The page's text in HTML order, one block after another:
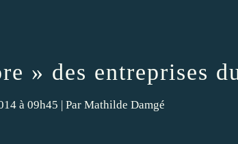
» des entreprises
à 09h45 | Par Mathilde Damgé